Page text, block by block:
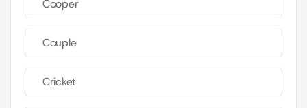
Cooper
Couple
Cricket